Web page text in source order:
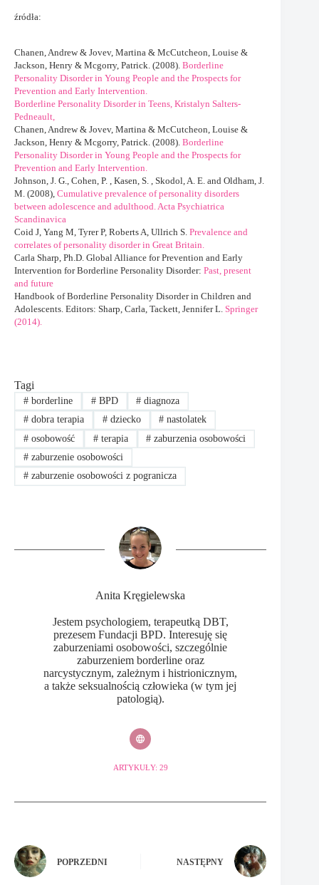
źródła:
Chanen, Andrew & Jovev, Martina & McCutcheon, Louise &
Jackson, Henry & Mcgorry, Patrick. (2008). Borderline
Personality Disorder in Young People and the Prospects for
Prevention and Early Intervention.
Borderline Personality Disorder in Teens, Kristalyn Salters-
Pedneault,
Chanen, Andrew & Jovev, Martina & McCutcheon, Louise &
Jackson, Henry & Mcgorry, Patrick. (2008). Borderline
Personality Disorder in Young People and the Prospects for
Prevention and Early Intervention.
Johnson, J. G., Cohen, P. , Kasen, S. , Skodol, A. E. and Oldham, J.
M. (2008), Cumulative prevalence of personality disorders
between adolescence and adulthood. Acta Psychiatrica
Scandinavica
Coid J, Yang M, Tyrer P, Roberts A, Ullrich S. Prevalence and
correlates of personality disorder in Great Britain.
Carla Sharp, Ph.D. Global Alliance for Prevention and Early
Intervention for Borderline Personality Disorder: Past, present
and future
Handbook of Borderline Personality Disorder in Children and
Adolescents. Editors: Sharp, Carla, Tackett, Jennifer L. Springer
(2014).
Tagi
#borderline #BPD # diagnoza
#dobra terapia #dziecko # nastolatek
#osobowość #terapia # zaburzenia osobowości
#zaburzenie osobowości
#zaburzenie osobowości z pogranicza
Anita Kręgielewska
Jestem psychologiem, terapeutką DBT,
prezesem Fundacji BPD. Interesuję się
zaburzeniami osobowości, szczególnie
zaburzeniem borderline oraz
narcystycznym, zależnym i histrionicznym,
a także seksualnością człowieka (w tym jej
patologią).
ARTYKUŁY: 29
POPRZEDNI NASTĘPNY